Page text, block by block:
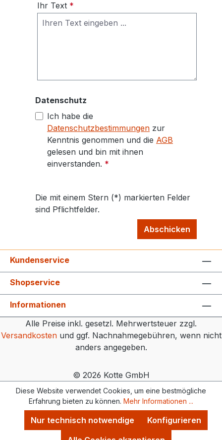
Ihr Text *
Datenschutz
Ich habe die
Datenschutzbestimmungen zur
Kenntnis genommen und die AGB
gelesen und bin mit ihnen
einverstanden. *
Die mit einem Stern (*) markierten Felder
sind Pflichtfelder.
Abschicken
Kundenservice
Shopservice
Informationen
Alle Preise inkl. gesetzl. Mehrwertsteuer zzgl.
Versandkostenund ggf. Nachnahmegebühren, wenn nicht
anders angegeben.
© 2026 Kotte GmbH
Diese Website verwendet Cookies, um eine bestmögliche
Erfahrung bieten zu können. Mehr Informationen ...
Nur technisch notwendige
Konfigurieren